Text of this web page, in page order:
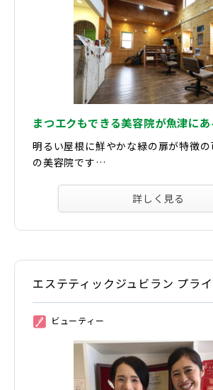
まつエクもできる美容院が魚津にあ
明るい屋根に鮮やかな緑の扉が特徴
の美容院です…
詳しく見る
エステティックジュビラン プラ
② ビューティー